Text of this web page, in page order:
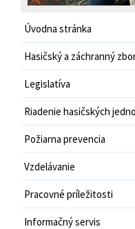
Úvodna stránka
Hasičský a záchranný
Legislatíva
Riadenie hasičských
Požiarna prevencia
Vzdelávanie
Pracovné príležitosti
Informačný servis